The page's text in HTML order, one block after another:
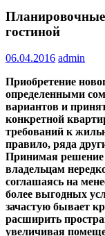
гостиной
06.04.2016 admin
Приобретение
определенными
вариантов и
конкретной
требований к
правило, ряда
Принимая решение
владельцам
соглашаясь на
более выгодных
зачастую бывает
расширить
увеличивая